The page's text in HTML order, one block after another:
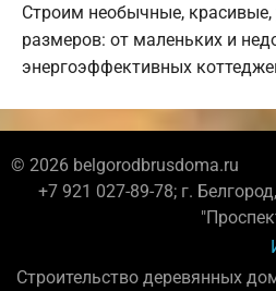
Строим необычные,
размеров: от маленьких и
энергоэффективных
© 2026 belgorodbrusdoma.ru
+7 921 027-89-78; г.
Строительство деревянных